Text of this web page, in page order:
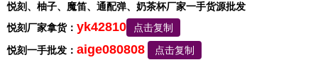
悦刻、柚子、魔笛、通配弹、奶茶杯厂家一手货源批发
悦刻厂家拿货： yk42810
点击复制
悦刻一手批发： aige080808 点击复制